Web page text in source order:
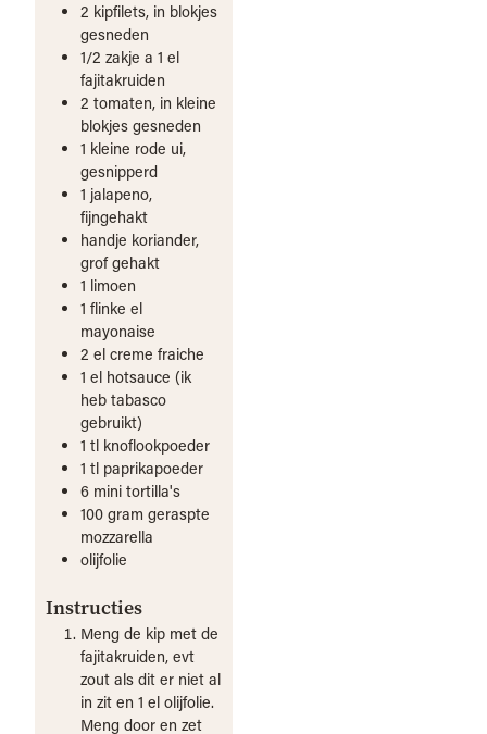
2 kipfilets, in blokjes
gesneden
1/2 zakje a 1 el
fajitakruiden
2 tomaten, in kleine
blokjes gesneden
1 kleine rode ui,
gesnipperd
1 jalapeno,
fijngehakt
handje koriander,
grof gehakt
1 limoen
1 flinke el
mayonaise
2 el creme fraiche
1 el hotsauce (ik
heb tabasco
gebruikt)
1 tl knoflookpoeder
1 tl paprikapoeder
6 mini tortilla's
100 gram geraspte
mozzarella
olijfolie
Instructies
Meng de kip met de
fajitakruiden, evt
zout als dit er niet al
in zit en 1 el olijfolie.
Meng door en zet